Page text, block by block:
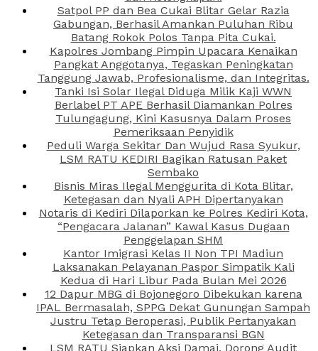
Satpol PP dan Bea Cukai Blitar Gelar Razia
Gabungan, Berhasil Amankan Puluhan Ribu
Batang Rokok Polos Tanpa Pita Cukai.
Kapolres Jombang Pimpin Upacara Kenaikan
Pangkat Anggotanya, Tegaskan Peningkatan
Tanggung Jawab, Profesionalisme, dan Integritas.
Tanki Isi Solar Ilegal Diduga Milik Kaji WWN
Berlabel PT APE Berhasil Diamankan Polres
Tulungagung, Kini Kasusnya Dalam Proses
Pemeriksaan Penyidik
Peduli Warga Sekitar Dan Wujud Rasa Syukur,
LSM RATU KEDIRI Bagikan Ratusan Paket
Sembako
Bisnis Miras Ilegal Menggurita di Kota Blitar,
Ketegasan dan Nyali APH Dipertanyakan
Notaris di Kediri Dilaporkan ke Polres Kediri Kota,
“Pengacara Jalanan” Kawal Kasus Dugaan
Penggelapan SHM
Kantor Imigrasi Kelas II Non TPI Madiun
Laksanakan Pelayanan Paspor Simpatik Kali
Kedua di Hari Libur Pada Bulan Mei 2026
12 Dapur MBG di Bojonegoro Dibekukan karena
IPAL Bermasalah, SPPG Dekat Gunungan Sampah
Justru Tetap Beroperasi, Publik Pertanyakan
Ketegasan dan Transparansi BGN
LSM RATU Siapkan Aksi Damai, Dorong Audit